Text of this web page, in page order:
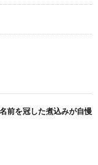
前を冠した煮込みが自慢